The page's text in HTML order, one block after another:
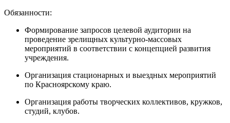
Обязанности:
Формирование запросов целевой аудитории на
проведение зрелищных культурно-массовых
мероприятий в соответствии с концепцией развития
учреждения.
Организация стационарных и выездных мероприятий
по Красноярскому краю.
Организация работы творческих коллективов, кружков,
студий, клубов.